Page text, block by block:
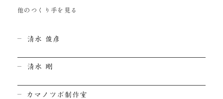
他のつくり手を見る